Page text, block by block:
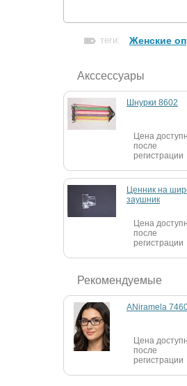
теги: Женские
Акссессуары
Шнурки 8602
Цена
после
регистрации
Ценник на
заушник
Цена
после
регистрации
Рекомендуемые
ANiramela
Цена
после
регистрации